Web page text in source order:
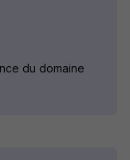
du domaine